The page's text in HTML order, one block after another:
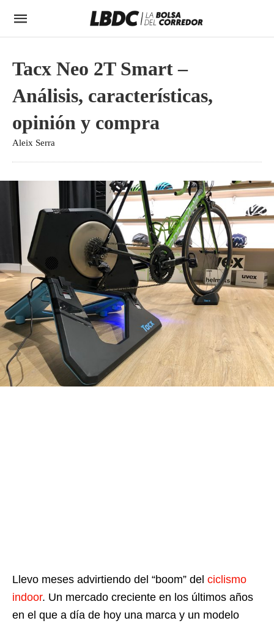
Tacx Neo 2T Smart –
Análisis, características,
opinión y compra
Aleix Serra
Llevo meses advirtiendo del “boom” del ciclismo
indoor. Un mercado creciente en los últimos años
en el que a día de hoy una marca y un modelo